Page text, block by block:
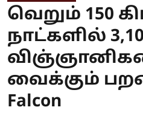
வெறும் 150
நாட்களில்
வைக்கும்
Falcon